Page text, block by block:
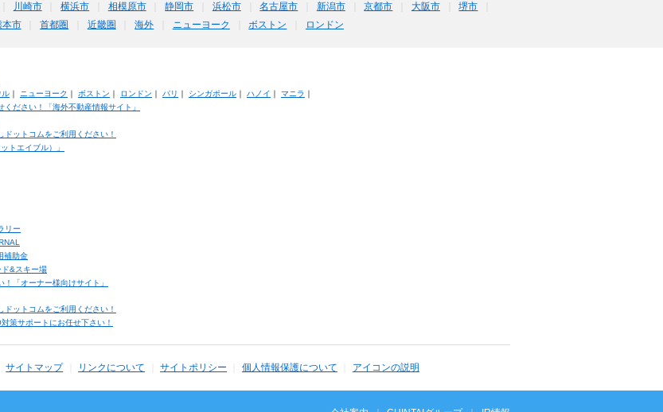
川崎市 横浜市 相模原市 静岡市 浜松市 名古屋市 新潟市 京都市 大阪市
堺市
本市 首都圏 近畿圏 海外 ニューヨーク ボストン ロンドン
ル｜ ニューヨーク ｜ ボストン ｜ ロンドン ｜ パリ ｜ シンガポール｜ ハノイ ｜ マニラ ｜
ださい！「海外不動産情報サイト」
ットコムをご利用ください！
トエイブル）」
リー
補助金
&スキー場
「オーナー様向けサイト」
ットコムをご利用ください！
策サポートにお任せ下さい！
サイトマップ リンクについて サイトポリシー 個人情報保護について アイコンの説明